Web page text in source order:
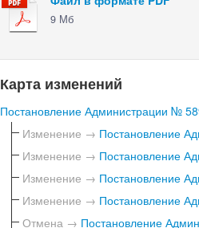
9 Мб
Карта изменений
Постановление Администрации №
Изменение → Постановление
Изменение → Постановление
Изменение → Постановление
Изменение → Постановление
Отмена → Постановление